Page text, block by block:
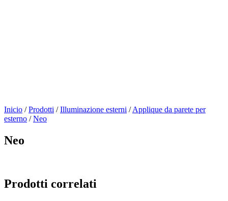
Inicio / Prodotti / Illuminazione esterni / Applique da parete per
esterno / Neo
Neo
Prodotti correlati